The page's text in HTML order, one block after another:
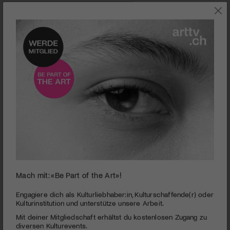
UNTERHALTUNG
seconds
minute,
13
MAAG Halle Zürich | Message In A Bottle
PUBLIZIERT AM 15. OKTOBER 2021
Mach mit: «Be Part of the Art»!
Engagiere dich als Kulturliebhaber:in, Kulturschaffende(r) oder
Kulturinstitution und unterstütze unsere Arbeit.
Mit deiner Mitgliedschaft erhältst du kostenlosen Zugang zu
diversen Kulturevents.